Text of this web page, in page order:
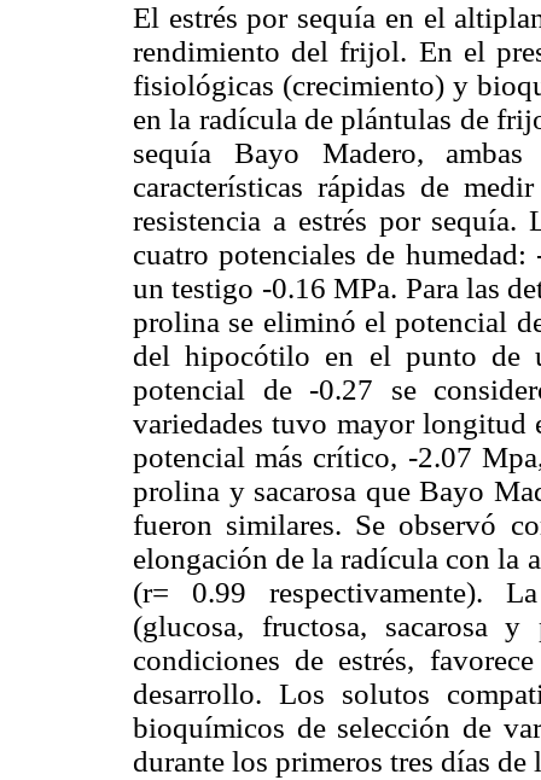
El estrés por sequía en el
rendimiento del frijol. En el
fisiológicas (crecimiento) y
en la radícula de plántulas de
sequía Bayo Madero,
características rápidas de
resistencia a estrés por
cuatro potenciales de
un testigo -0.16 MPa. Para las
prolina se eliminó el potencial
del hipocótilo en el punto de
potencial de -0.27 se
variedades tuvo mayor longitud
potencial más crítico, -2.07
prolina y sacarosa que Bayo
fueron similares. Se observó
elongación de la radícula con la
(r= 0.99 respectivamente).
(glucosa, fructosa, sacarosa
condiciones de estrés,
desarrollo. Los solutos
bioquímicos de selección de
durante los primeros tres días de